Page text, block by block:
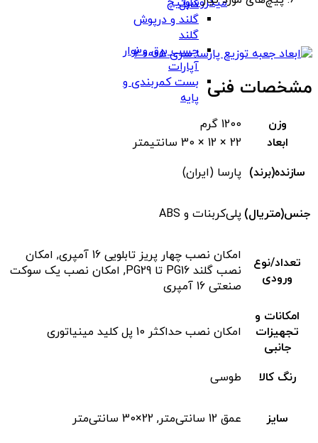
کابل
گلند و درپوش
گلند
چسب برق و نوار
آپارات
بست کمربندی و
پایه مشخصات فنی
وزن
1200 گرم
ابعاد
22 × 12 × 30 سانتیمتر
سازنده(برند) پارسا (ایران)
جنس(متریال) پلی‌کربنات و ABS
تعداد/نوع
ورودی
امکان نصب چهار پریز تابلویی 16 آمپری, امکان
نصب گلند PG16 تا PG29, امکان نصب یک سوکت
صنعتی 16 آمپری
امکانات و
تجهیزات
جانبی
امکان نصب حداکثر 10 پل کلید مینیاتوری
رنگ کالا طوسی
سایز عمق 12 سانتی‌متر, 22×30 سانتی‌متر